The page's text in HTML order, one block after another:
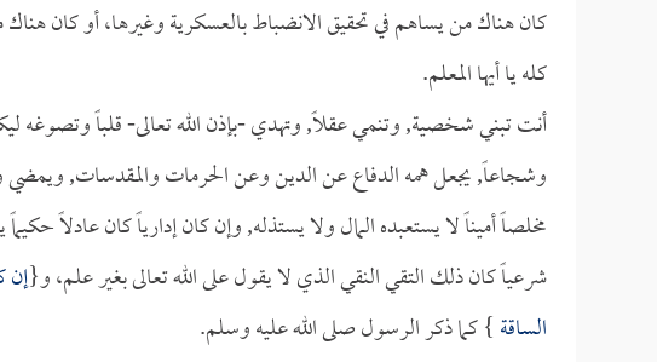
كان هناك من يساهم في تحقيق الانضباط بالعسكرية وغيرها، أو كان
كله يا أيها المعلم.
أنت تبني شخصية, وتنمي عقلاً, وتهدي -بإذن الله تعالى- قلباً وتصوغه
وشجاعاً, يجعل همه الدفاع عن الدين وعن الحرمات والمقدسات, ويمضي
مخلصاً أميناً لا يستعبده المال ولا يستذله, وإن كان إدارياً كان عادلاً
شرعياً كان ذلك التقي النقي الذي لا يقول على الله تعالى بغير علم، و{إن
الساقة} كما ذكر الرسول صلى الله عليه وسلم.